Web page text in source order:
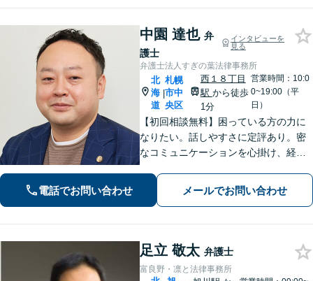
中園 達也 弁
護士
インタビューを
見る
弁護士法人すぎの葉法律事務所
北
海
道
|
札幌
市中
央区
西１８丁目
駅 から徒歩
1分
営業時間：10:0
0~19:00（平
日）
【初回相談無料】困っている方の力に
なりたい。話しやすさに定評あり。密
なコミュニケーションを心掛け、経験
応！ぜひリラックスしてラフな格好で
ご相談にいらしてください【夜間・休
電話でお問い合わせ メールでお問い合わせ
足立 敬太 弁護士
富良野・凛と法律事務所